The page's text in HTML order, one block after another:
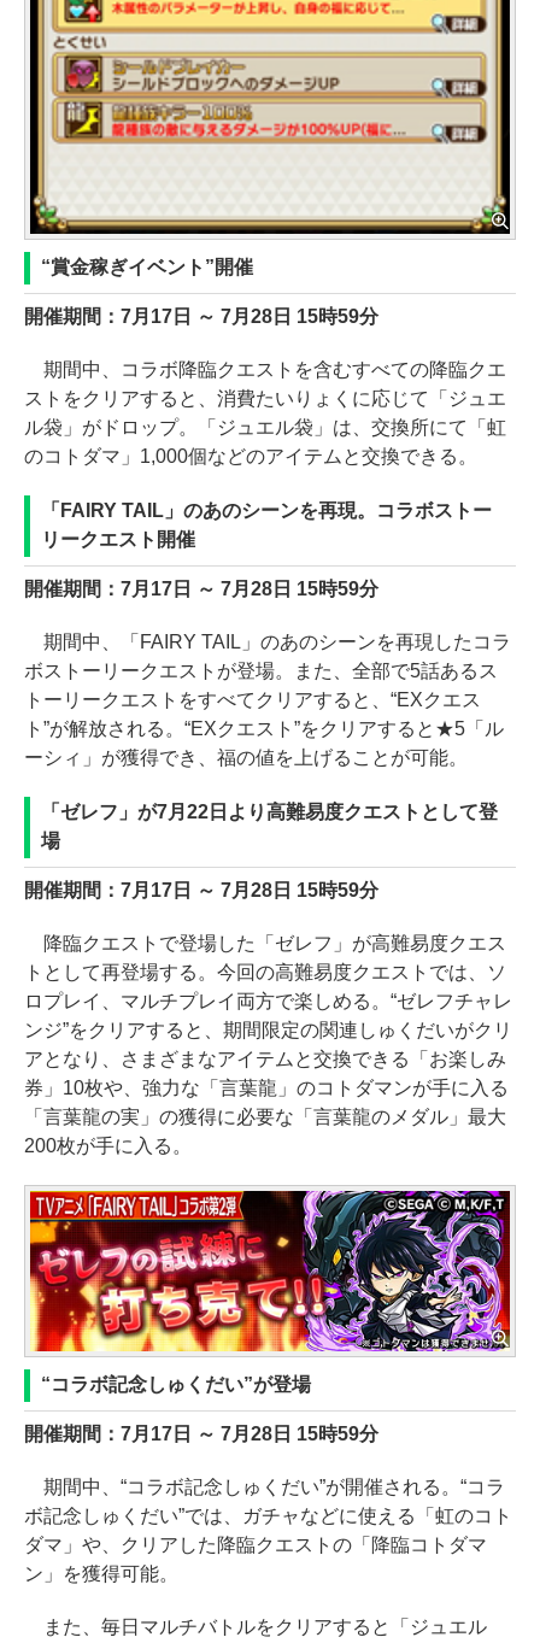
“賞金稼ぎイベント”開催
開催期間：7月17日 ～ 7月28日 15時59分
期間中、コラボ降臨クエストを含むすべての降臨クエ
ストをクリアすると、消費たいりょくに応じて「ジュエ
ル袋」がドロップ。「ジュエル袋」は、交換所にて「虹
のコトダマ」1,000個などのアイテムと交換できる。
「FAIRY TAIL」のあのシーンを再現。コラボストー
リークエスト開催
開催期間：7月17日 ～ 7月28日 15時59分
期間中、「FAIRY TAIL」のあのシーンを再現したコラ
ボストーリークエストが登場。また、全部で5話あるス
トーリークエストをすべてクリアすると、“EXクエス
ト”が解放される。“EXクエスト”をクリアすると★5「ル
ーシィ」が獲得でき、福の値を上げることが可能。
「ゼレフ」が7月22日より高難易度クエストとして登
場
開催期間：7月17日 ～ 7月28日 15時59分
降臨クエストで登場した「ゼレフ」が高難易度クエス
トとして再登場する。今回の高難易度クエストでは、ソ
ロプレイ、マルチプレイ両方で楽しめる。“ゼレフチャレ
ンジ”をクリアすると、期間限定の関連しゅくだいがクリ
アとなり、さまざまなアイテムと交換できる「お楽しみ
券」10枚や、強力な「言葉龍」のコトダマンが手に入る
「言葉龍の実」の獲得に必要な「言葉龍のメダル」最大
200枚が手に入る。
“コラボ記念しゅくだい”が登場
開催期間：7月17日 ～ 7月28日 15時59分
期間中、“コラボ記念しゅくだい”が開催される。“コラ
ボ記念しゅくだい”では、ガチャなどに使える「虹のコト
ダマ」や、クリアした降臨クエストの「降臨コトダマ
ン」を獲得可能。
また、毎日マルチバトルをクリアすると「ジュエル